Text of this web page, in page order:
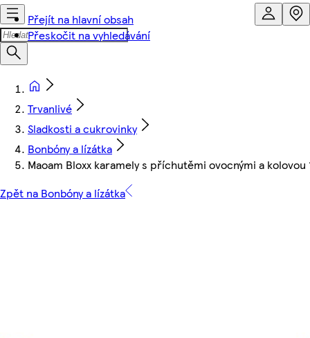
Přejít na hlavní obsah
Přeskočit na vyhledávání
Trvanlivé
Sladkosti a cukrovinky
Bonbóny a lízátka
Maoam Bloxx karamely s příchutěmi ovocnými a kolovou
Zpět na Bonbóny a lízátka